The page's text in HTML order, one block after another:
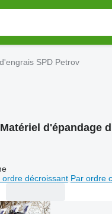
SPD Petrov
Matériel d'épandage
ordre décroissant Par ordre